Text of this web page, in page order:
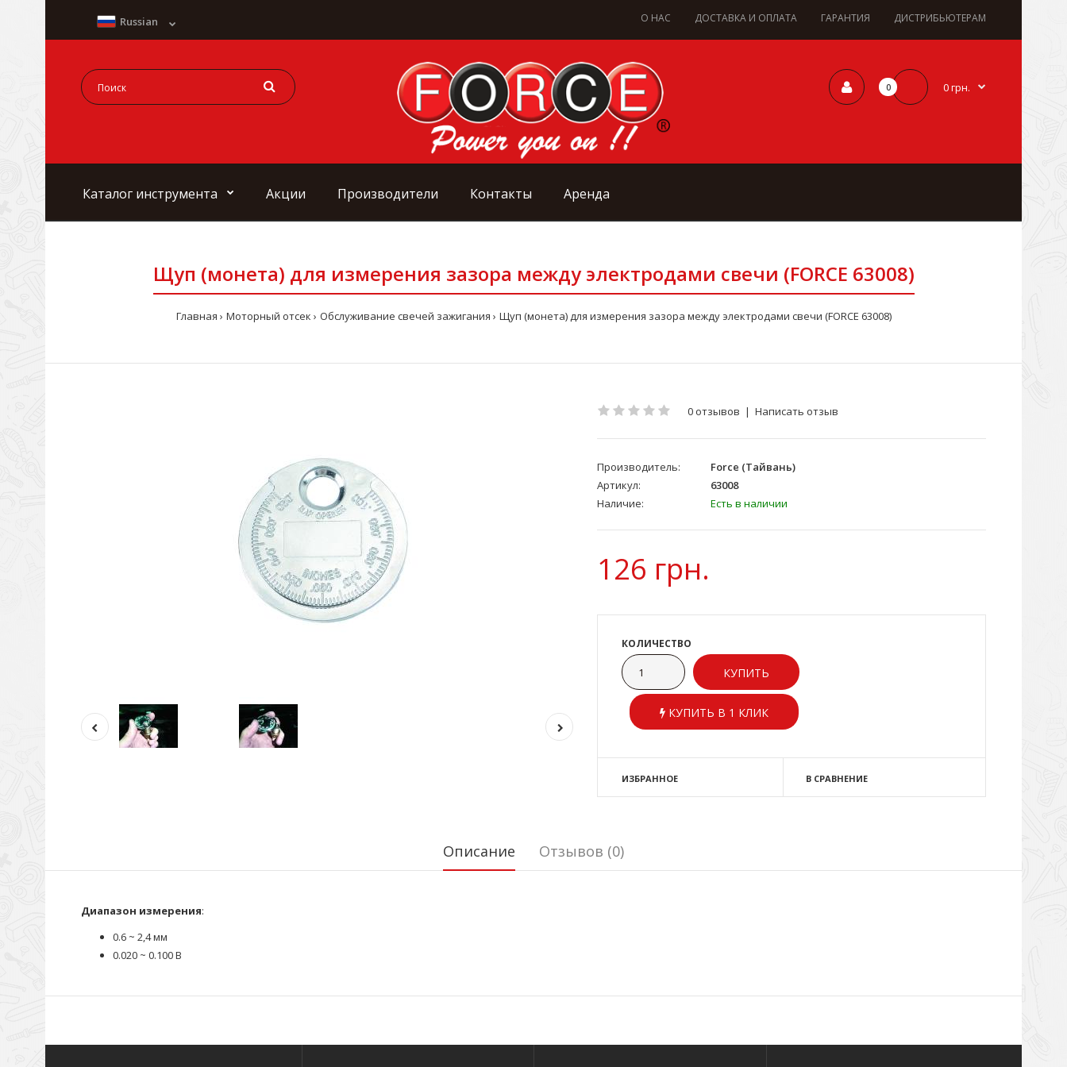
О НАС ДОСТАВКА И ОПЛАТА ГАРАНТИЯ ДИСТРИБЬЮТЕРАМ
Russian
0 0 грн.
Каталог инструмента Акции Производители Контакты Аренда
Щуп (монета) для измерения зазора между электродами свечи (FORCE 63008)
Главная Моторный отсек Обслуживание свечей зажигания Щуп (монета) для измерения зазора между электродами свечи (FORCE 63008)
0 отзывов | Написать отзыв
Производитель:
Force (Тайвань)
Артикул:
63008
Наличие:
Есть в наличии
126 грн.
КОЛИЧЕСТВО
КУПИТЬ В 1 КЛИК
ИЗБРАННОЕ В СРАВНЕНИЕ
Описание Отзывов (0)
Диапазон измерения:
0.6 ~ 2,4 мм
0.020 ~ 0.100 В